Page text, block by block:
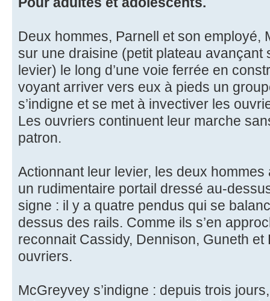
Deux hommes, Parnell et son employé,
sur une draisine (petit plateau avançant
levier) le long d’une voie ferrée en
voyant arriver vers eux à pieds un
s’indigne et se met à invectiver les
Les ouvriers continuent leur marche
patron.
Actionnant leur levier, les deux hommes
un rudimentaire portail dressé au-
signe : il y a quatre pendus qui se
dessus des rails. Comme ils s’en
reconnait Cassidy, Dennison, Guneth
ouvriers.
McGreyvey s’indigne : depuis trois